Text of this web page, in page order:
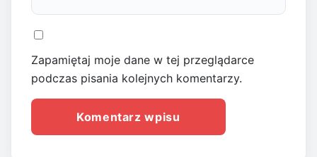
Zapamiętaj moje dane w tej przeglądarce
podczas pisania kolejnych komentarzy.